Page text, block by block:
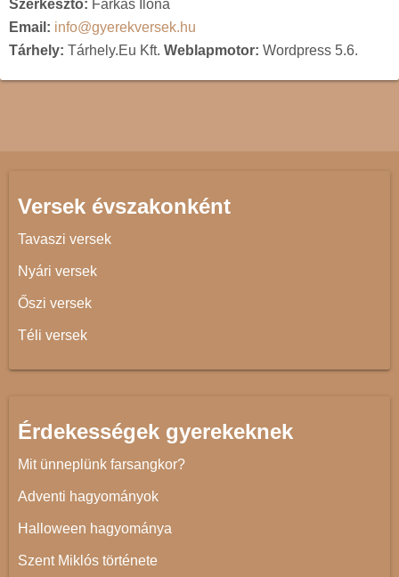
Szerkesztő: Farkas Ilona
Email: info@gyerekversek.hu
Tárhely: Tárhely.Eu Kft. Weblapmotor: Wordpress 5.6.
Versek évszakonként
Tavaszi versek
Nyári versek
Őszi versek
Téli versek
Érdekességek gyerekeknek
Mit ünneplünk farsangkor?
Adventi hagyományok
Halloween hagyománya
Szent Miklós története